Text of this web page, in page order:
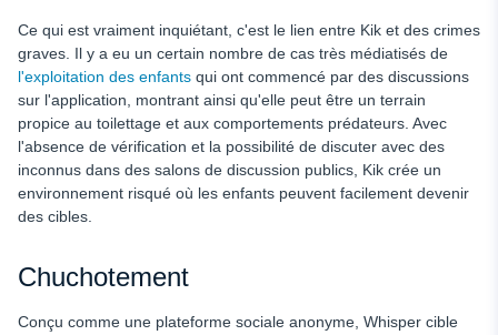
Ce qui est vraiment inquiétant, c'est le lien entre Kik et des crimes
graves. Il y a eu un certain nombre de cas très médiatisés de
l'exploitation des enfants qui ont commencé par des discussions
sur l'application, montrant ainsi qu'elle peut être un terrain
propice au toilettage et aux comportements prédateurs. Avec
l'absence de vérification et la possibilité de discuter avec des
inconnus dans des salons de discussion publics, Kik crée un
environnement risqué où les enfants peuvent facilement devenir
des cibles.
Chuchotement
Conçu comme une plateforme sociale anonyme, Whisper cible